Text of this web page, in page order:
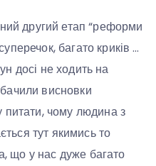
другий етап “реформи
багато криків …
досі не ходить на
висновки
питати, чому людина з
тут якимись то
що у нас дуже багато